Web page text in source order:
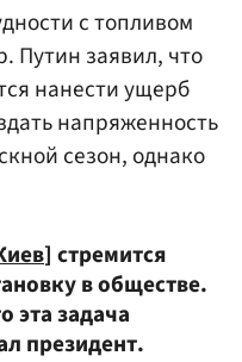
с топливом
Путин заявил, что
нанести ущерб
напряженность
сезон, однако
] стремится
в обществе.
эта задача
президент.